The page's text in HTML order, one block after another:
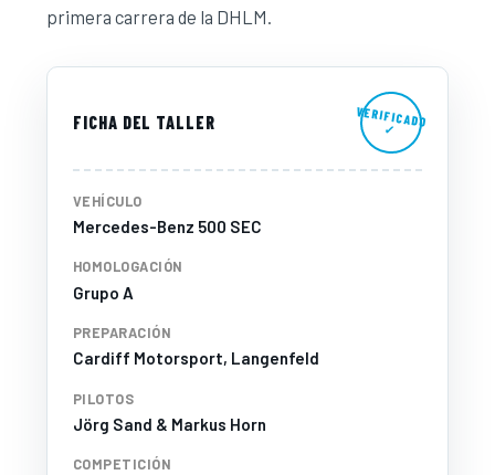
primera carrera de la DHLM.
FICHA DEL TALLER VERIFICADO
✓
VEHÍCULO
Mercedes-Benz 500 SEC
HOMOLOGACIÓN
Grupo A
PREPARACIÓN
Cardiff Motorsport, Langenfeld
PILOTOS
Jörg Sand & Markus Horn
COMPETICIÓN